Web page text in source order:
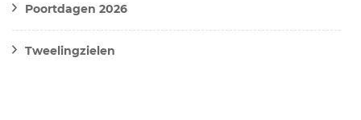
Poortdagen 2026
Tweelingzielen